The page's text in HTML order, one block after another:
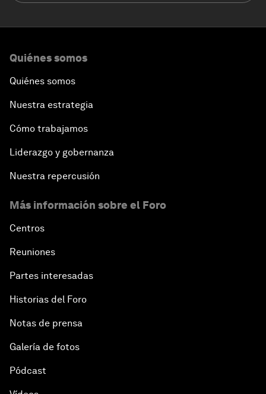
Quiénes somos
Quiénes somos
Nuestra estrategia
Cómo trabajamos
Liderazgo y gobernanza
Nuestra repercusión
Más información sobre el Foro
Centros
Reuniones
Partes interesadas
Historias del Foro
Notas de prensa
Galería de fotos
Pódcast